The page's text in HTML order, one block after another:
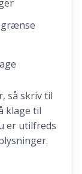
så skriv til
klage til
er utilfreds